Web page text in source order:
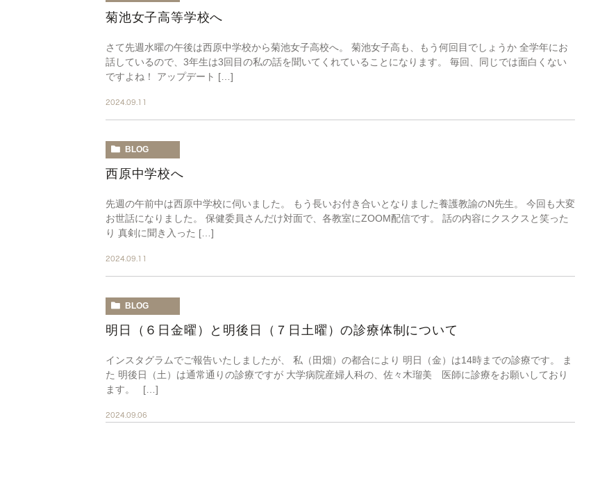
菊池女子高等学校へ
さて先週水曜の午後は西原中学校から菊池女子高校へ。 菊池女子高も、もう何回目でしょうか 全学年にお
話しているので、3年生は3回目の私の話を聞いてくれていることになります。 毎回、同じでは面白くない
ですよね！ アップデート […]
2024.09.11
BLOG
西原中学校へ
先週の午前中は西原中学校に伺いました。 もう長いお付き合いとなりました養護教諭のN先生。 今回も大変
お世話になりました。 保健委員さんだけ対面で、各教室にZOOM配信です。 話の内容にクスクスと笑った
り 真剣に聞き入った […]
2024.09.11
BLOG
明日（６日金曜）と明後日（７日土曜）の診療体制について
インスタグラムでご報告いたしましたが、 私（田畑）の都合により 明日（金）は14時までの診療です。 ま
た 明後日（土）は通常通りの診療ですが 大学病院産婦人科の、佐々木瑠美 医師に診療をお願いしており
ます。 […]
2024.09.06